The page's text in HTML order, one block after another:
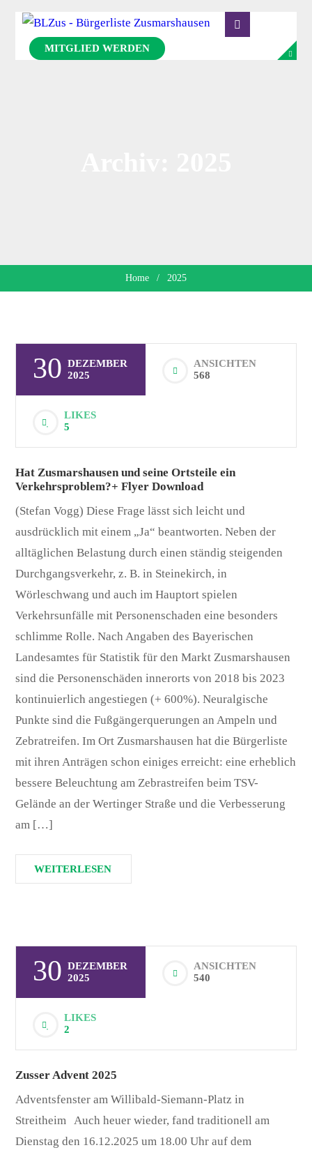
MITGLIED WERDEN
Home / 2025
30 DEZEMBER
2025
ANSICHTEN
568
LIKES
5
Hat Zusmarshausen und seine Ortsteile ein
Verkehrsproblem?+ Flyer Download
(Stefan Vogg) Diese Frage lässt sich leicht und
ausdrücklich mit einem „Ja“ beantworten. Neben der
alltäglichen Belastung durch einen ständig steigenden
Durchgangsverkehr, z. B. in Steinekirch, in
Wörleschwang und auch im Hauptort spielen
Verkehrsunfälle mit Personenschaden eine besonders
schlimme Rolle. Nach Angaben des Bayerischen
Landesamtes für Statistik für den Markt Zusmarshausen
sind die Personenschäden innerorts von 2018 bis 2023
kontinuierlich angestiegen (+ 600%). Neuralgische
Punkte sind die Fußgängerquerungen an Ampeln und
Zebratreifen. Im Ort Zusmarshausen hat die Bürgerliste
mit ihren Anträgen schon einiges erreicht: eine erheblich
bessere Beleuchtung am Zebrastreifen beim TSV-
Gelände an der Wertinger Straße und die Verbesserung
am […]
WEITERLESEN
30 DEZEMBER
2025
ANSICHTEN
540
LIKES
2
Zusser Advent 2025
Adventsfenster am Willibald-Siemann-Platz in
Streitheim Auch heuer wieder, fand traditionell am
Dienstag den 16.12.2025 um 18.00 Uhr auf dem